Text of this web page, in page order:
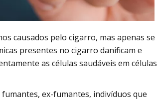
causados pelo cigarro, mas apenas se
presentes no cigarro danificam e
as células saudáveis em células
ex-fumantes, indivíduos que